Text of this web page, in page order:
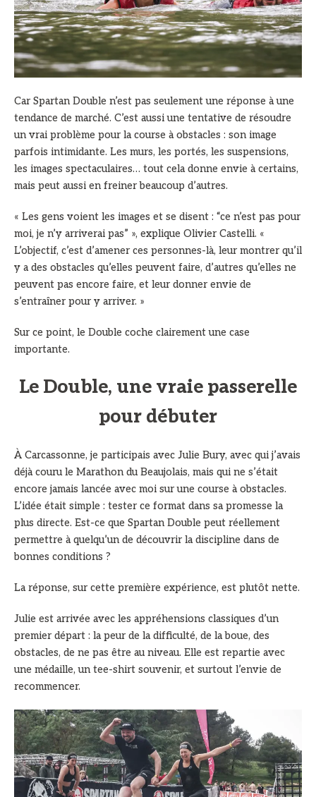
Car Spartan Double n’est pas seulement une réponse à une
tendance de marché. C’est aussi une tentative de résoudre
un vrai problème pour la course à obstacles : son image
parfois intimidante. Les murs, les portés, les suspensions,
les images spectaculaires… tout cela donne envie à certains,
mais peut aussi en freiner beaucoup d’autres.
« Les gens voient les images et se disent : “ce n’est pas pour
moi, je n’y arriverai pas” », explique Olivier Castelli. «
L’objectif, c’est d’amener ces personnes-là, leur montrer qu’il
y a des obstacles qu’elles peuvent faire, d’autres qu’elles ne
peuvent pas encore faire, et leur donner envie de
s’entraîner pour y arriver. »
Sur ce point, le Double coche clairement une case
importante.
Le Double, une vraie passerelle
pour débuter
À Carcassonne, je participais avec Julie Bury, avec qui j’avais
déjà couru le Marathon du Beaujolais, mais qui ne s’était
encore jamais lancée avec moi sur une course à obstacles.
L’idée était simple : tester ce format dans sa promesse la
plus directe. Est-ce que Spartan Double peut réellement
permettre à quelqu’un de découvrir la discipline dans de
bonnes conditions ?
La réponse, sur cette première expérience, est plutôt nette.
Julie est arrivée avec les appréhensions classiques d’un
premier départ : la peur de la difficulté, de la boue, des
obstacles, de ne pas être au niveau. Elle est repartie avec
une médaille, un tee-shirt souvenir, et surtout l’envie de
recommencer.